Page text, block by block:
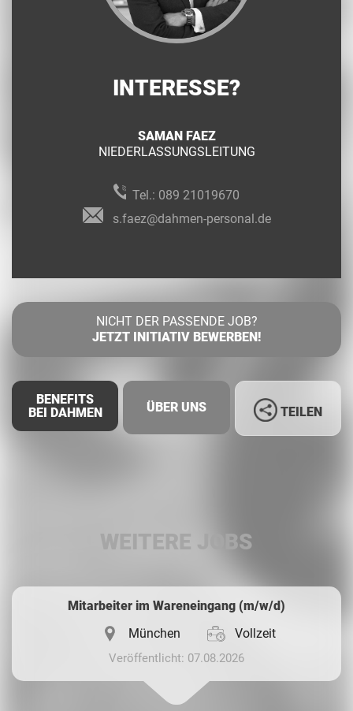
INTERESSE?
SAMAN FAEZ
NIEDERLASSUNGSLEITUNG
Tel.: 089 21019670
s.faez@dahmen-personal.de
NICHT DER PASSENDE JOB?
JETZT INITIATIV BEWERBEN!
BENEFITS
BEI DAHMEN
ÜBER UNS TEILEN
WEITERE JOBS
Mitarbeiter im Wareneingang (m/w/d)
München
Vollzeit
Veröffentlicht: 07.08.2026